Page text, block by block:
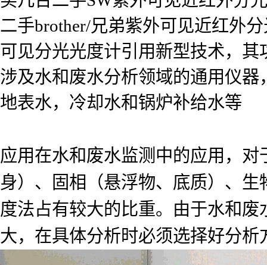
二手brother/兄弟紫外可见近红外
可见分光光度计引用新型技术，
涉及水和废水分析领域的通用仪
地表水，冷却水和锅炉补给水等
应用在水和废水监测中的应用，
身）、固相（悬浮物、底质）、
度法占有较大的比重。由于水和
大，在具体分析时必须选择好分析